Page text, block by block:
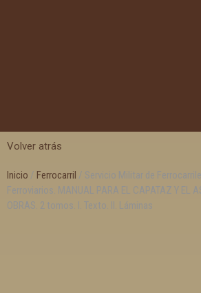
Volver atrás
Inicio / Ferrocarril / Servicio Militar de
Ferroviarios. MANUAL PARA EL CAPATAZ Y EL
OBRAS. 2 tomos. I. Texto. II. Láminas